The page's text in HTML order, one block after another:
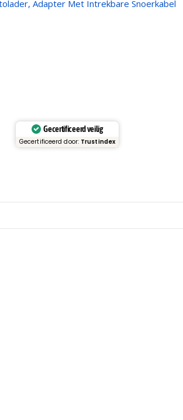
Gecertificeerd veilig
Gecertificeerd door: Trustindex